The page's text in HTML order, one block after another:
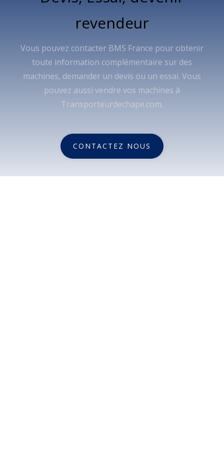
revendeur
Vous pouvez contacter BMS France pour obtenir
toute information complémentaire sur des
machines, demander un devis ou un essai. Vous
pouvez aussi vendre vos machines à
Transporteurdechape.com.
CONTACTEZ NOUS